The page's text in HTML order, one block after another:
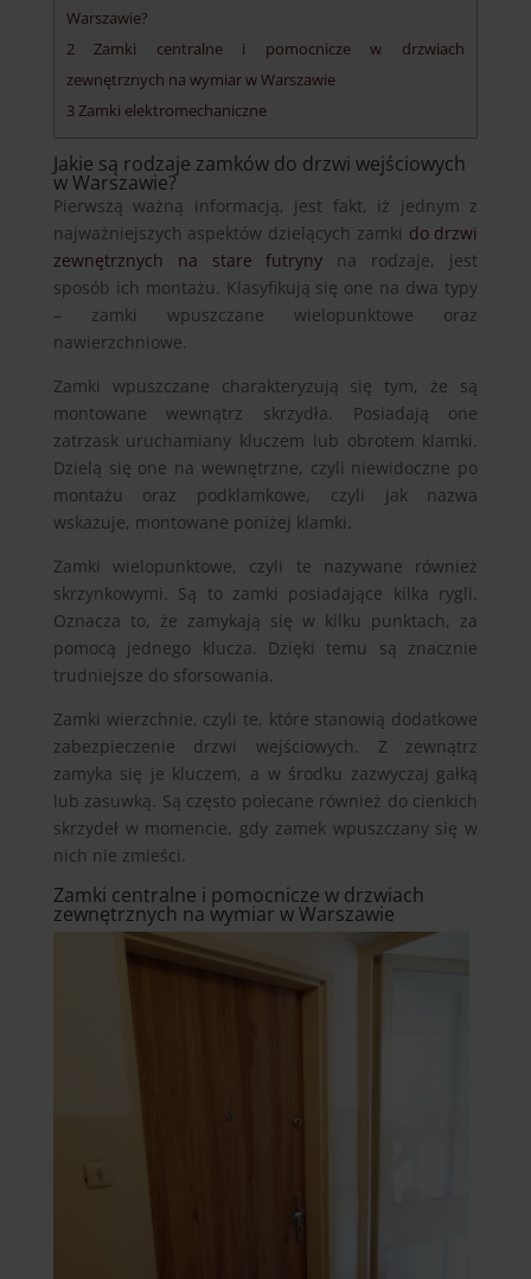
Warszawie?
2Zamki centralne i pomocnicze w drzwiach
zewnętrznych na wymiar w Warszawie
3Zamki elektromechaniczne
Jakie są rodzaje zamków do drzwi wejściowych
w Warszawie?
Pierwszą ważną informacją, jest fakt, iż jednym z
najważniejszych aspektów dzielących zamki do drzwi
zewnętrznych na stare futryny na rodzaje, jest
sposób ich montażu. Klasyfikują się one na dwa typy
– zamki wpuszczane wielopunktowe oraz
nawierzchniowe.
Zamki wpuszczane charakteryzują się tym, że są
montowane wewnątrz skrzydła. Posiadają one
zatrzask uruchamiany kluczem lub obrotem klamki.
Dzielą się one na wewnętrzne, czyli niewidoczne po
montażu oraz podklamkowe, czyli jak nazwa
wskazuje, montowane poniżej klamki.
Zamki wielopunktowe, czyli te nazywane również
skrzynkowymi. Są to zamki posiadające kilka rygli.
Oznacza to, że zamykają się w kilku punktach, za
pomocą jednego klucza. Dzięki temu są znacznie
trudniejsze do sforsowania.
Zamki wierzchnie, czyli te, które stanowią dodatkowe
zabezpieczenie drzwi wejściowych. Z zewnątrz
zamyka się je kluczem, a w środku zazwyczaj gałką
lub zasuwką. Są często polecane również do cienkich
skrzydeł w momencie, gdy zamek wpuszczany się w
nich nie zmieści.
Zamki centralne i pomocnicze w drzwiach
zewnętrznych na wymiar w Warszawie